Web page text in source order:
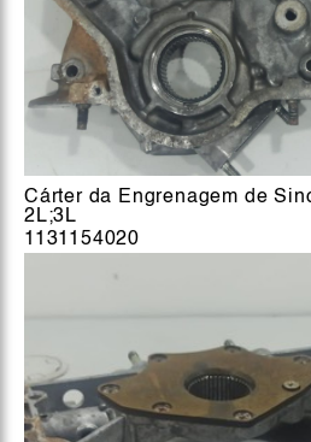
Cárter da Engrenagem de
2L;3L
1131154020